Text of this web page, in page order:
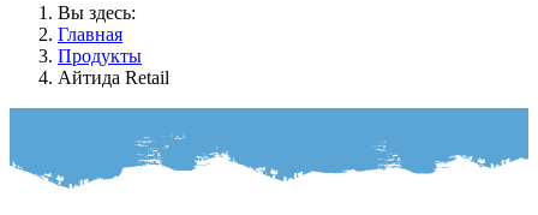
Вы здесь:
Главная
Продукты
Айтида Retail